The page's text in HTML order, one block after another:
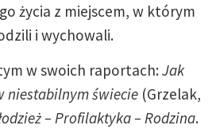
życia z miejscem, w którym
i wychowali.
w swoich raportach:Jak
niestabilnym świecie (Grzelak,
– Profilaktyka – Rodzina.